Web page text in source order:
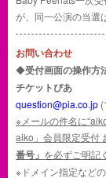
が、同一公演の当選
お問い合わせ
◆受付画面の操作方
チケットぴあ
question@pia.co.jp
※メールの件名に
aiko」会員限定受付
番号」 を必ずご明記
※ドメイン指定など